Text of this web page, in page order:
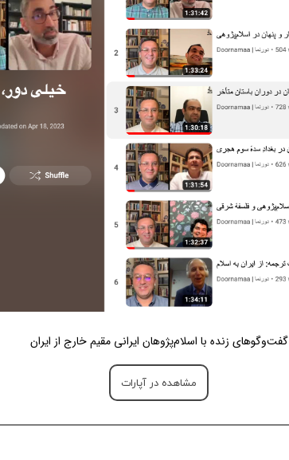
گفت‌وگوهای زنده با اسلام‌پژوهان ایرانی مقیم خارج از ایران
مشاهده در آپارات